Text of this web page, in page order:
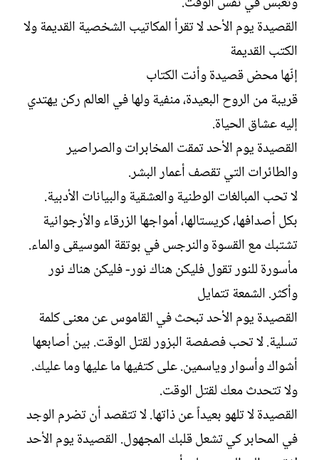
القصيدة يوم الأحد لا تقرأ المكاتيب الشخصية القديمة ولا
الكتب القديمة
إنّها محض قصيدة وأنت الكتاب
قريبة من الروح البعيدة، منفية ولها في العالم ركن يهتدي
إليه عشاق الحياة.
القصيدة يوم الأحد تمقت المخابرات والصراصير
والطائرات التي تقصف أعمار البشر.
لا تحب المبالغات الوطنية والعشقية والبيانات الأدبية.
بكل أصدافها، كريستالها، أمواجها الزرقاء والأرجوانية
تشتبك مع القسوة والنرجس في بوتقة الموسيقى والماء.
مأسورة للنور تقول فليكن هناك نور- فليكن هناك نور
وأكثر. الشمعة تتمايل
القصيدة يوم الأحد تبحث في القاموس عن معنى كلمة
تسلية. لا تحب فصفصة البزور لقتل الوقت. بين أصابعها
أشواك وأسوار وياسمين. على كتفيها ما عليها وما عليك.
ولا تتحدث معك لقتل الوقت.
القصيدة لا تلهو بعيداً عن ذاتها. لا تتقصد أن تضرم الوجد
في المحابر كي تشعل قلبك المجهول. القصيدة يوم الأحد